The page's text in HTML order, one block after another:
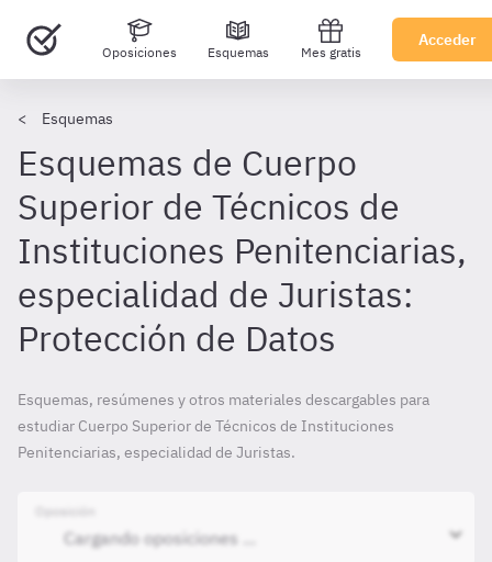
Oposiciones Esquemas Mes gratis
Acceder
Esquemas
Esquemas de Cuerpo
Superior de Técnicos de
Instituciones Penitenciarias,
especialidad de Juristas:
Protección de Datos
Esquemas, resúmenes y otros materiales descargables para
estudiar Cuerpo Superior de Técnicos de Instituciones
Penitenciarias, especialidad de Juristas.